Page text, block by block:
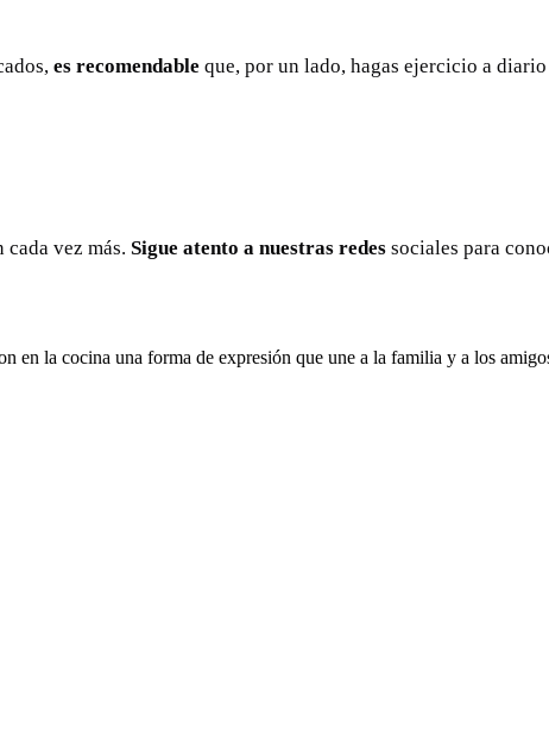
es recomendable que, por un lado, hagas ejercicio a
cada vez más. Sigue atento a nuestras redes sociales para
en la cocina una forma de expresión que une a la familia y a los